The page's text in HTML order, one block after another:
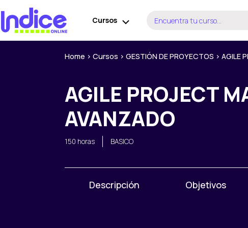
contenido
Cursos
Buscar
por:
Home > Cursos > GESTIÓN DE PROYECTOS > AGILE
AGILE PROJECT
AVANZADO
150 horas BASICO
Descripción Objetivos